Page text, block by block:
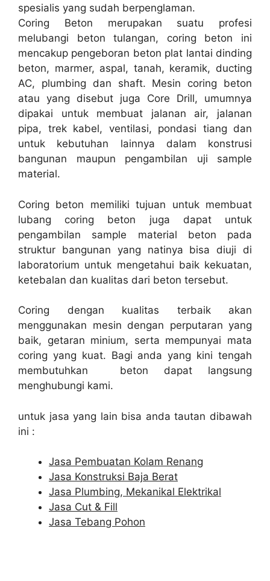
spesialis yang sudah berpenglaman.
Coring Beton merupakan suatu profesi
melubangi beton tulangan, coring beton ini
mencakup pengeboran beton plat lantai dinding
beton, marmer, aspal, tanah, keramik, ducting
AC, plumbing dan shaft. Mesin coring beton
atau yang disebut juga Core Drill, umumnya
dipakai untuk membuat jalanan air, jalanan
pipa, trek kabel, ventilasi, pondasi tiang dan
untuk kebutuhan lainnya dalam konstrusi
bangunan maupun pengambilan uji sample
material.
Coring beton memiliki tujuan untuk membuat
lubang coring beton juga dapat untuk
pengambilan sample material beton pada
struktur bangunan yang natinya bisa diuji di
laboratorium untuk mengetahui baik kekuatan,
ketebalan dan kualitas dari beton tersebut.
Coring dengan kualitas terbaik akan
menggunakan mesin dengan perputaran yang
baik, getaran minium, serta mempunyai mata
coring yang kuat. Bagi anda yang kini tengah
membutuhkan beton dapat langsung
menghubungi kami.
untuk jasa yang lain bisa anda tautan dibawah
ini :
Jasa Pembuatan Kolam Renang
Jasa Konstruksi Baja Berat
Jasa Plumbing, Mekanikal Elektrikal
Jasa Cut & Fill
Jasa Tebang Pohon